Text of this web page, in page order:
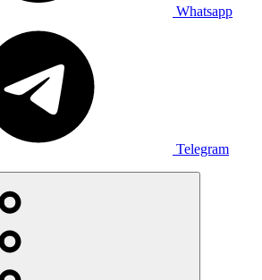
Whatsapp
Telegram